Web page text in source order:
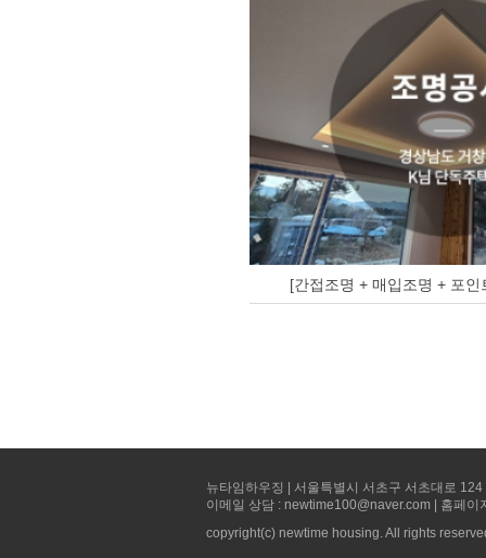
[간접조명 + 매입조명 + 포
뉴타임하우징 | 서울특별시 서초구 서초대로
이메일 상담 : newtime100@naver.com | 홈페
copyright(c) newtime housing. All rights